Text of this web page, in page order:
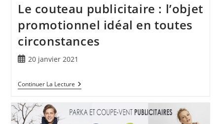
Le couteau publicitaire : l’objet
promotionnel idéal en toutes
circonstances
20 janvier 2021
Continuer La Lecture